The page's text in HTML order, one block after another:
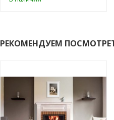
РЕКОМЕНДУЕМ